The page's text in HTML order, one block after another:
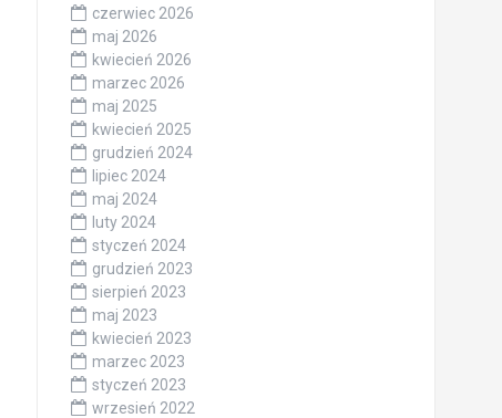
czerwiec 2026
maj 2026
kwiecień 2026
marzec 2026
maj 2025
kwiecień 2025
grudzień 2024
lipiec 2024
maj 2024
luty 2024
styczeń 2024
grudzień 2023
sierpień 2023
maj 2023
kwiecień 2023
marzec 2023
styczeń 2023
wrzesień 2022